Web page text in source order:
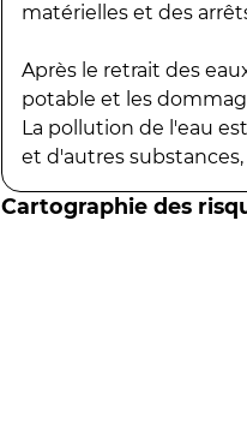
matérielles et des
Après le retrait des
potable et les
La pollution de l'eau
et d'autres
Cartographie des